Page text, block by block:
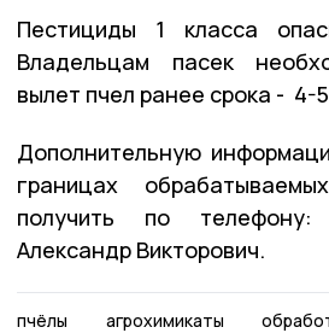
Пестициды 1 класса
Владельцам пасек
вылет пчел ранее срока - 4-
Дополнительную
границах
получить по
Александр Викторович.
пчёлы агрохимикаты